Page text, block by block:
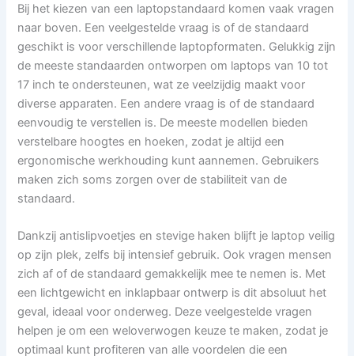
Bij het kiezen van een laptopstandaard komen vaak vragen
naar boven. Een veelgestelde vraag is of de standaard
geschikt is voor verschillende laptopformaten. Gelukkig zijn
de meeste standaarden ontworpen om laptops van 10 tot
17 inch te ondersteunen, wat ze veelzijdig maakt voor
diverse apparaten. Een andere vraag is of de standaard
eenvoudig te verstellen is. De meeste modellen bieden
verstelbare hoogtes en hoeken, zodat je altijd een
ergonomische werkhouding kunt aannemen. Gebruikers
maken zich soms zorgen over de stabiliteit van de
standaard.
Dankzij antislipvoetjes en stevige haken blijft je laptop veilig
op zijn plek, zelfs bij intensief gebruik. Ook vragen mensen
zich af of de standaard gemakkelijk mee te nemen is. Met
een lichtgewicht en inklapbaar ontwerp is dit absoluut het
geval, ideaal voor onderweg. Deze veelgestelde vragen
helpen je om een weloverwogen keuze te maken, zodat je
optimaal kunt profiteren van alle voordelen die een